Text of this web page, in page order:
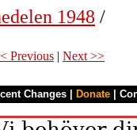
1948 /
Previous | Next >>
Changes Donate